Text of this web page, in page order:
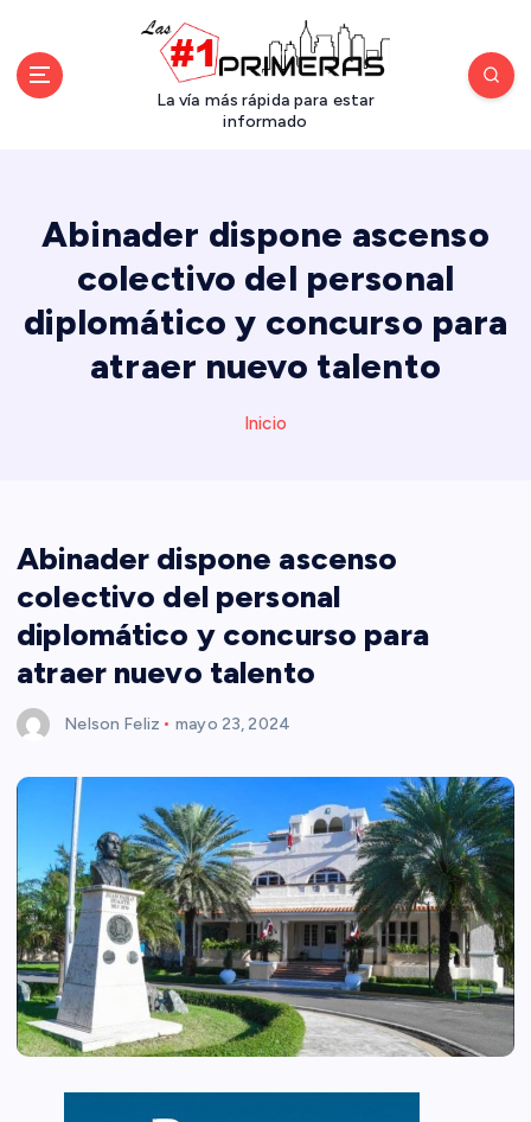
La vía más rápida para estar
informado
Abinader dispone ascenso
colectivo del personal
diplomático y concurso para
atraer nuevo talento
Inicio
Abinader dispone ascenso
colectivo del personal
diplomático y concurso para
atraer nuevo talento
Nelson Feliz mayo 23, 2024